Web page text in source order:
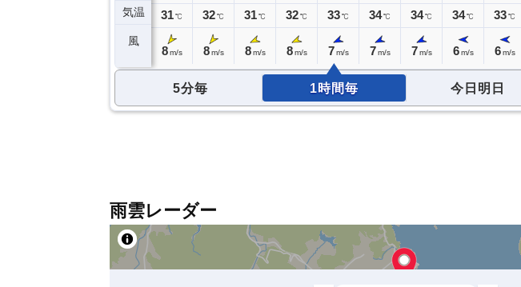
気温
風
31℃ 31℃
8 m/s
32℃
8 m/s
31℃
8 m/s
32℃
8 m/s
33℃
7 m/s
34℃
7 m/s
34℃
7 m/s
34℃
6 m/s
33℃
6 m/s
5分毎 1時間毎 今日明日
雨雲レーダー